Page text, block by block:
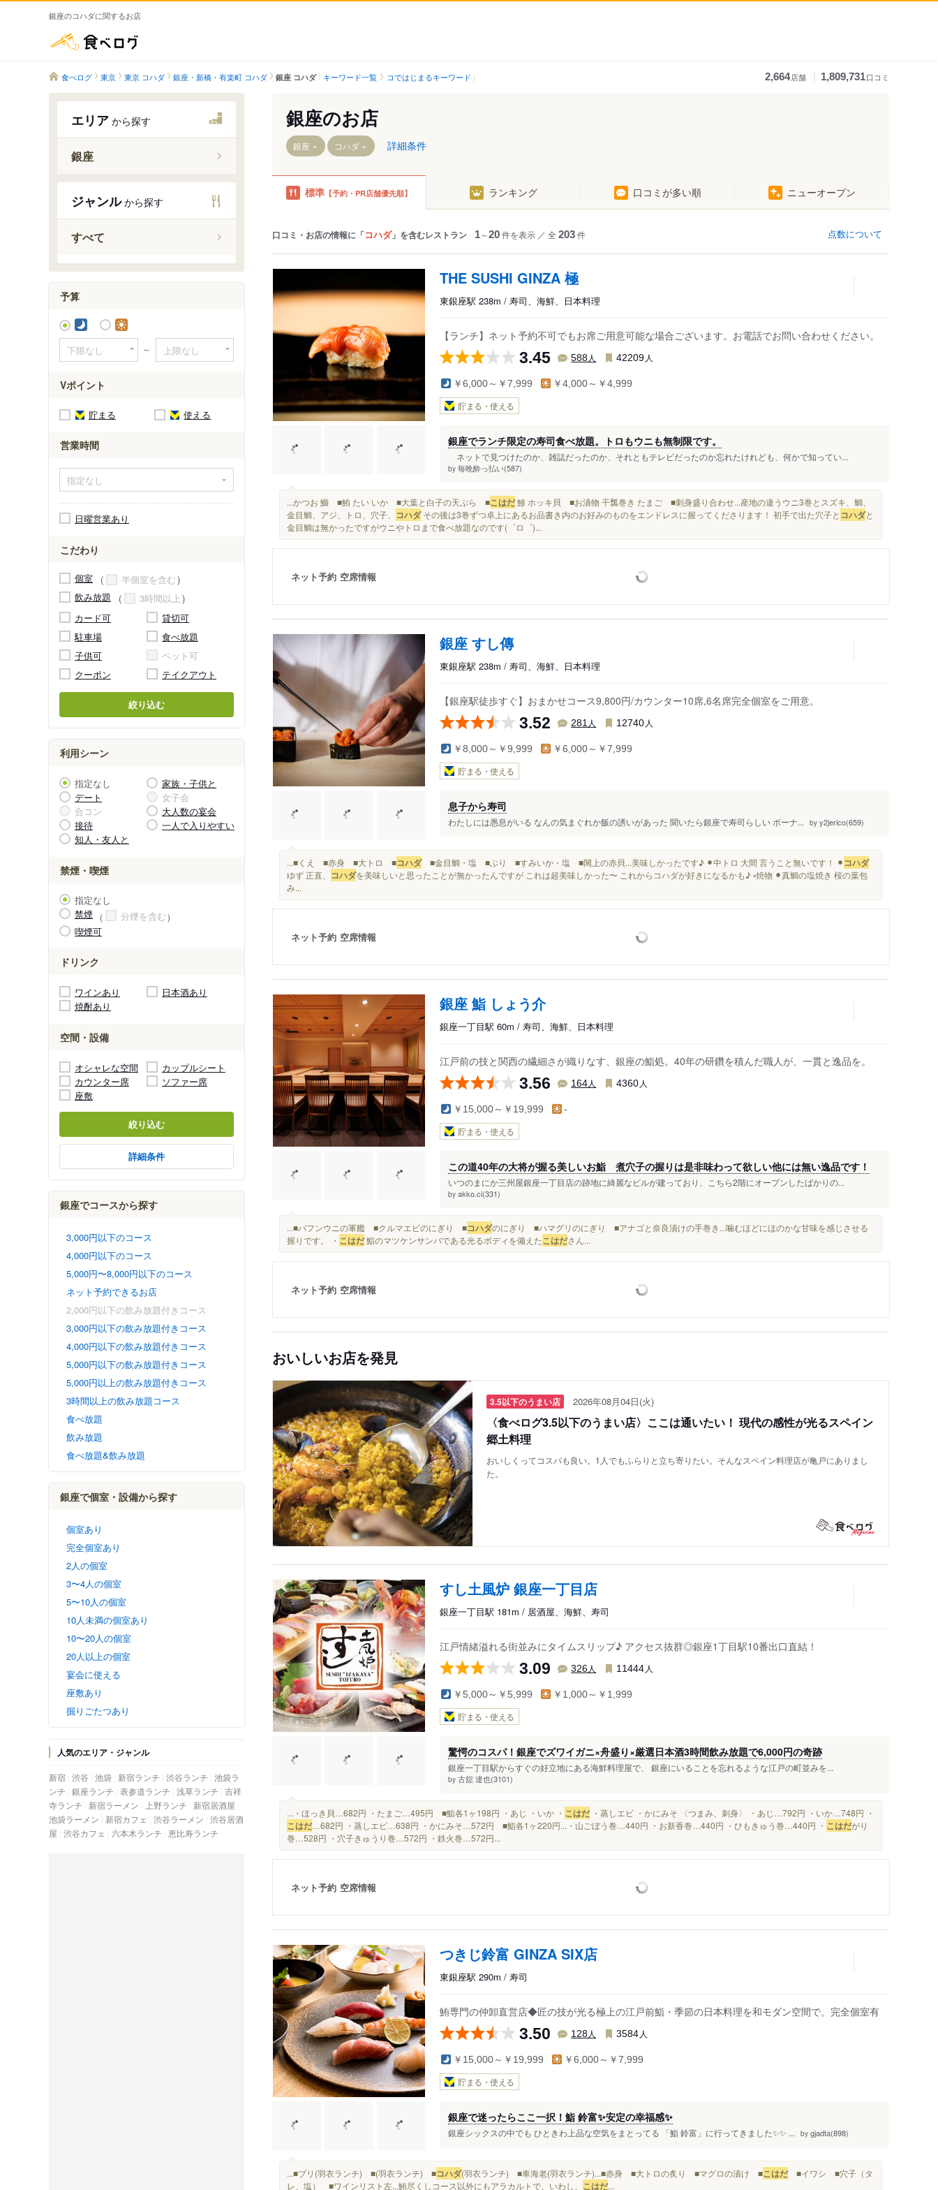
銀座のコハダに関するお店
食べログ 東京 東京 コハダ 銀座・新橋・有楽町 コハダ 銀座 コハダ キーワード一覧 コではじまるキーワード 2,664店舗 1,809,731口コミ
エリア から探す
銀座
銀座駅
銀座一丁目駅
ジャンルから探す
すべて
予算
～
Vポイント
貯まる 使える
営業時間
日曜営業あり
こだわり
個室
半個室を含む
飲み放題
3時間以上
カード可
貸切可
駐車場
食べ放題
子供可
ペット可
クーポン
テイクアウト
絞り込む
利用シーン
指定なし
家族・子供と
デート
女子会
合コン
大人数の宴会
接待
一人で入りやすい
知人・友人と
禁煙・喫煙
指定なし
禁煙
分煙を含む
喫煙可
ドリンク
ワインあり
日本酒あり
焼酎あり
空間・設備
オシャレな空間
カップルシート
カウンター席
ソファー席
座敷
絞り込む
詳細条件
銀座でコースから探す
3,000円以下のコース
4,000円以下のコース
5,000円〜8,000円以下のコース
ネット予約できるお店
2,000円以下の飲み放題付きコース
3,000円以下の飲み放題付きコース
4,000円以下の飲み放題付きコース
5,000円以下の飲み放題付きコース
5,000円以上の飲み放題付きコース
3時間以上の飲み放題コース
食べ放題
飲み放題
食べ放題&飲み放題
銀座で個室・設備から探す
個室あり
完全個室あり
2人の個室
3〜4人の個室
5〜10人の個室
10人未満の個室あり
10〜20人の個室
20人以上の個室
宴会に使える
座敷あり
掘りごたつあり
人気のエリア・ジャンル
新宿 渋谷 池袋 新宿ランチ 渋谷ランチ 池袋ラ
ンチ 銀座ランチ 表参道ランチ 浅草ランチ 吉祥
寺ランチ
新宿ラーメン 上野ランチ
新宿居酒屋
池袋ラーメン
新宿カフェ 渋谷ラーメン 渋谷居酒
屋 渋谷カフェ 六本木ランチ 恵比寿ランチ
銀座のお店
銀座 コハダ 詳細条件
標準 【予約・PR店舗優先順】 ランキング 口コミが多い順 ニューオープン
口コミ・お店の情報に「コハダ」を含むレストラン 1～20件を表示 ／ 全 203件 点数について
THE SUSHI GINZA 極
東銀座駅 238m / 寿司、海鮮、日本料理
【ランチ】ネット予約不可でもお席ご用意可能な場合ございます。お電話でお問い合わせください。
3.45 588人 42209 人
￥6,000～￥7,999 ￥4,000～￥4,999
貯まる・使える
銀座でランチ限定の寿司食べ放題。トロもウニも無制限です。
ネットで見つけたのか、雑誌だったのか、それともテレビだったのか忘れたけれども、何かで知ってい...
by 毎晩酔っ払い(587)
...かつお 鰤 ■鮪 たい いか ■大葉と白子の天ぷら ■こはだ鯵 ホッキ貝 ■お漬物 干瓢巻き たまご ■刺身盛り合わせ...産地の違うウニ3巻とスズキ、鯛、
金目鯛、アジ、トロ、穴子、
コハダその後は3巻ずつ卓上にあるお品書き内のお好みのものをエンドレスに握ってくださります！ 初手で出た穴子と コハダと
金目鯛は無かったですがウニやトロまで食べ放題なのです(゜ロ゜)...
ネット予約 空席情報
銀座 すし傳
東銀座駅 238m / 寿司、海鮮、日本料理
【銀座駅徒歩すぐ】おまかせコース9,800円/カウンター10席,6名席完全個室をご用意。
3.52 281 人 12740 人
￥8,000～￥9,999 ￥6,000～￥7,999
貯まる・使える
息子から寿司
わたしには愚息がいる なんの気まぐれか飯の誘いがあった 聞いたら銀座で寿司らしい ボーナ... by y2jerico(659)
...■くえ ■赤身 ■大トロ ■コハダ■金目鯛・塩 ■ぶり ■すみいか・塩 ■閖上の赤貝...美味しかったです♪ ⚫︎中トロ 大間 言うこと無いです！ ⚫︎ コハダ
ゆず 正直、 コハダを美味しいと思ったことが無かったんですが これは超美味しかった〜 これからコハダが好きになるかも♪ ▫️焼物 ⚫︎真鯛の塩焼き 桜の葉包
み...
ネット予約 空席情報
銀座 鮨 しょう介
銀座一丁目駅 60m / 寿司、海鮮、日本料理
江戸前の技と関西の繊細さが織りなす、銀座の鮨処。40年の研鑽を積んだ職人が、一貫と逸品を。
3.56 164人 4360 人
￥15,000～￥19,999 -
貯まる・使える
この道40年の大将が握る美しいお鮨 煮穴子の握りは是非味わって欲しい他には無い逸品です！
いつのまにか三州屋銀座一丁目店の跡地に綺麗なビルが建っており、こちら2階にオープンしたばかりの...
by akko.ci(331)
...■バフンウニの軍艦 ■クルマエビのにぎり ■コハダのにぎり ■ハマグリのにぎり ■アナゴと奈良漬けの手巻き...噛むほどにほのかな甘味を感じさせる
握りです。 ・ こはだ鮨のマツケンサンバである光るボディを備えたこはださん...
ネット予約 空席情報
おいしいお店を発見
3.5以下のうまい店 2026年08月04日(火)
〈食べログ3.5以下のうまい店〉ここは通いたい！ 現代の感性が光るスペイン
郷土料理
おいしくってコスパも良い。1人でもふらりと立ち寄りたい。そんなスペイン料理店が亀戸にありまし
た。
すし土風炉 銀座一丁目店
銀座一丁目駅 181m / 居酒屋、海鮮、寿司
江戸情緒溢れる街並みにタイムスリップ♪ アクセス抜群◎銀座1丁目駅10番出口直結！
3.09 326人 11444 人
￥5,000～￥5,999 ￥1,000～￥1,999
貯まる・使える
驚愕のコスパ！銀座でズワイガニ×舟盛り×厳選日本酒3時間飲み放題で6,000円の奇跡
銀座一丁目駅からすぐの好立地にある海鮮料理屋で、 銀座にいることを忘れるような江戸の町並みを...
by 古舘 達也(3101)
...・ほっき貝…682円 ・たまご…495円 ■鮨各1ヶ198円 ・あじ ・いか ・ こはだ・蒸しエビ ・かにみそ 〈つまみ、刺身〉 ・あじ…792円 ・いか…748円 ・
こはだ…682円 ・蒸しエビ…638円 ・かにみそ…572円 ■鮨各1ヶ220円...・山ごぼう巻…440円 ・お新香巻…440円 ・ひもきゅう巻…440円 ・ こはだがり
巻…528円 ・穴子きゅうり巻…572円 ・鉄火巻…572円...
ネット予約 空席情報
つきじ鈴富 GINZA SIX店
東銀座駅 290m / 寿司
鮪専門の仲卸直営店◆匠の技が光る極上の江戸前鮨・季節の日本料理を和モダン空間で。完全個室有
3.50 128人 3584 人
￥15,000～￥19,999 ￥6,000～￥7,999
貯まる・使える
銀座で迷ったらここ一択！鮨 鈴富✨安定の幸福感✨
銀座シックスの中でも ひときわ上品な空気をまとってる 「鮨 鈴富」に行ってきました✨✨ ... by gjadta(898)
...■ブリ(羽衣ランチ) ■(羽衣ランチ) ■コハダ(羽衣ランチ) ■車海老(羽衣ランチ)...■赤身 ■大トロの炙り ■マグロの漬け ■こはだ■イワシ ■穴子（タ
レ、塩） ■ワインリスト左...鮪尽くしコース以外にもアラカルトで、いわし、 こはだ...